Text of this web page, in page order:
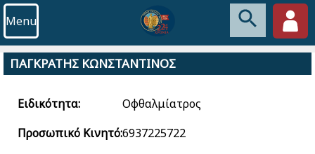
Menu
ΠΑΓΚΡΑΤΗΣ ΚΩΝΣΤΑΝΤΙΝΟΣ
Ειδικότητα:
Οφθαλμίατρος
Προσωπικό Κινητό:6937225722